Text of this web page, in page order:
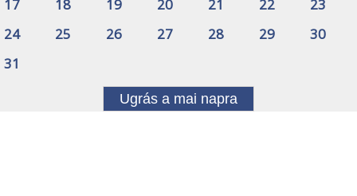
17
18 19 20 21 22
23
24
25 26 27 28 29
30
31
Ugrás a mai napra